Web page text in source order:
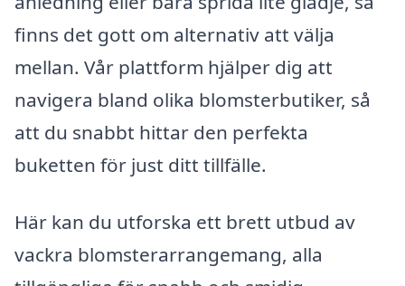
finns det gott om alternativ att välja
mellan. Vår plattform hjälper dig att
navigera bland olika blomsterbutiker, så
att du snabbt hittar den perfekta
buketten för just ditt tillfälle.
Här kan du utforska ett brett utbud av
vackra blomsterarrangemang, alla